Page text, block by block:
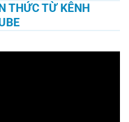
THỨC TỪ KÊNH